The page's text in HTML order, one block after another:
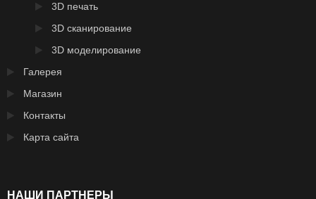
3D печать
3D сканирование
3D моделирование
Галерея
Магазин
Контакты
Карта сайта
НАШИ ПАРТНЕРЫ